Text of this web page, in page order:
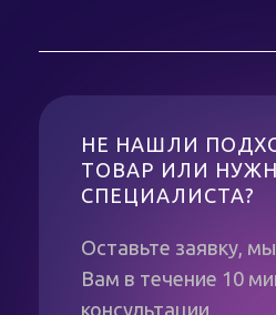
Получить консультацию
политикой конфиденциальности